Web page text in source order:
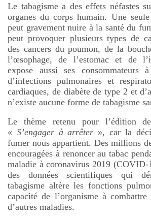
Le tabagisme a des effets néfastes
organes du corps humain. Une
peut gravement nuire à la santé du
peut provoquer plusieurs types de
des cancers du poumon, de la
l’œsophage, de l’estomac et de
expose aussi ses consommateurs
d’infections pulmonaires et
cardiaques, de diabète de type 2 et
n’existe aucune forme de tabagisme
Le thème retenu pour l’édition
« S’engager à arrêter », car la
fumer nous appartient. Des millions
encouragées à renoncer au tabac
maladie à coronavirus 2019 (COVID-
des données scientifiques qui
tabagisme altère les fonctions
capacité de l’organisme à
d’autres maladies.